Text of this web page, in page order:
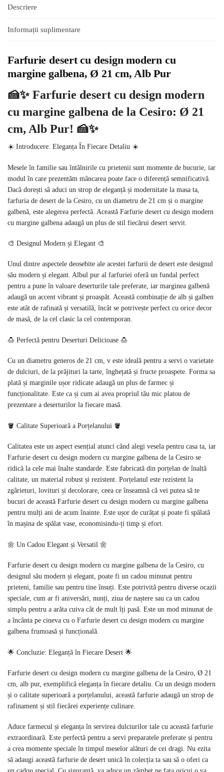
Descriere
Informații suplimentare
Farfurie desert cu design modern cu
margine galbena, Ø 21 cm, Alb Pur
🍰✨ Farfurie desert cu design modern
cu margine galbena de la Cesiro: Ø 21
cm, Alb Pur! 🍰✨
☀️ Introducere: Eleganța În Fiecare Detaliu ☀️
Mesele în familie sau întâlnirile cu prietenii sunt momente de bucurie, iar
modul în care prezentăm mâncarea poate face o diferență semnificativă.
Dacă dorești să aduci un strop de eleganță și modernitate la masa ta,
farfuria de desert de la Cesiro, cu un diametru de 21 cm și o margine
galbenă, este alegerea perfectă. Această Farfurie desert cu design modern
cu margine galbena adaugă un plus de stil fiecărui desert servit.
🎨 Designul Modern și Elegant 🎨
Unul dintre aspectele deosebite ale acestei farfurii de desert este designul
său modern și elegant. Albul pur al farfuriei oferă un fundal perfect
pentru a pune în valoare deserturile tale preferate, iar marginea galbenă
adaugă un accent vibrant și proaspăt. Această combinație de alb și galben
este atât de rafinată și versatilă, încât se potrivește perfect cu orice decor
de masă, de la cel clasic la cel contemporan.
🍮 Perfectă pentru Deserturi Delicioase 🍮
Cu un diametru generos de 21 cm, v este ideală pentru a servi o varietate
de dulciuri, de la prăjituri la tarte, înghețată și fructe proaspete. Forma sa
plată și marginile ușor ridicate adaugă un plus de farmec și
funcționalitate. Este ca și cum ai avea propriul tău mic platou de
prezentare a deserturilor la fiecare masă.
🪣 Calitate Superioară a Porțelanului 🪣
Calitatea este un aspect esențial atunci când alegi vesela pentru casa ta, iar
Farfurie desert cu design modern cu margine galbena de la Cesiro se
ridică la cele mai înalte standarde. Este fabricată din porțelan de înaltă
calitate, un material robust și rezistent. Porțelanul este rezistent la
zgârieturi, lovituri și decolorare, ceea ce înseamnă că vei putea să te
bucuri de această Farfurie desert cu design modern cu margine galbena
pentru mulți ani de acum înainte. Este ușor de curățat și poate fi spălată
în mașina de spălat vase, economisindu-ți timp și efort.
🌼 Un Cadou Elegant și Versatil 🌼
Farfurie desert cu design modern cu margine galbena de la Cesiro, cu
designul său modern și elegant, poate fi un cadou minunat pentru
prieteni, familie sau pentru tine însuți. Este potrivită pentru diverse ocazii
speciale, cum ar fi aniversări, nunți, ziua de naștere sau ca un cadou
simplu pentru a arăta cuiva cât de mult îți pasă. Este un mod minunat de
a încânta pe cineva cu o Farfurie desert cu design modern cu margine
galbena frumoasă și funcțională.
🌟 Concluzie: Eleganță în Fiecare Desert 🌟
Farfurie desert cu design modern cu margine galbena de la Cesiro, Ø 21
cm, alb pur, exemplifică eleganța în fiecare detaliu. Cu un design modern
și o calitate superioară a porțelanului, această farfurie adaugă un strop de
rafinament și stil fiecărei experiențe culinare.
Aduce farmecul și eleganța în servirea dulciurilor tale cu această farfurie
extraordinară. Este perfectă pentru a servi preparatele preferate și pentru
a crea momente speciale în timpul meselor alături de cei dragi. Nu ezita
să adaugi această farfurie de desert unică în colecția ta sau să o oferi ca